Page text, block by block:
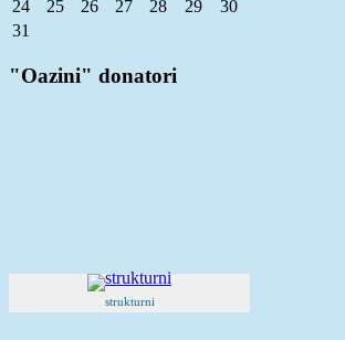
24
25 26 27 28 29
30
31
"Oazini" donatori
strukturni